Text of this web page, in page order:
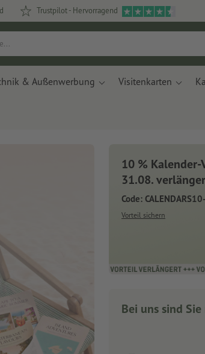
Trustpilot - Hervorragend
& Außenwerbung Visitenkarten
10 %
31.08.
Code:
Vorteil sichern
Bei uns sind